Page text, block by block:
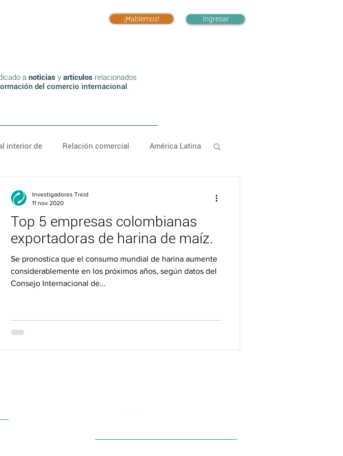
¡Hablemos! Ingresar
a noticias y artículos relacionados
del comercio internacional.
interior de Relación comercial América Latina
Top 5 empresas colombianas
exportadoras de harina de maíz.
Se pronostica que el consumo mundial de harina aumente
considerablemente en los próximos años, según datos del
Consejo Internacional de...
Investigadores Treid
11 nov 2020